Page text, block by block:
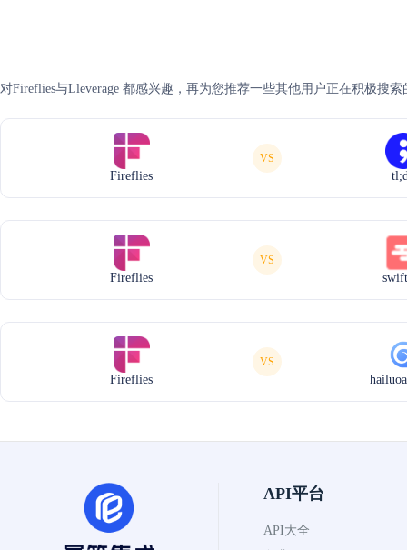
对Fireflies与Lleverage 都感兴趣，再为您推荐一些其他用户正在积极搜索
Fireflies
VS
Fireflies
VS
Fireflies
VS
API平台
API大全